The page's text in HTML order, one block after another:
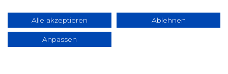
Schweizer Spezialitäten und einer beeindruckenden
Weinkarte verwöhnt.
Kennerempfehlung:Nutzen Sie unbedingt die
Alle akzeptieren Ablehnen
Anpassen